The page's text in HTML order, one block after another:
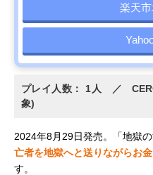
楽天
プレイ人数： 1人 ／
象)
2024年8月29日発売。「地獄
亡者を地獄へと送りながらお
す。